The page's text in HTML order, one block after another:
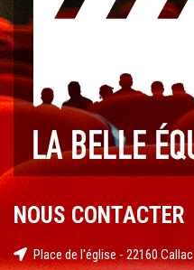
NOUS CONTACTER
Place de l'église - 22160 Callac